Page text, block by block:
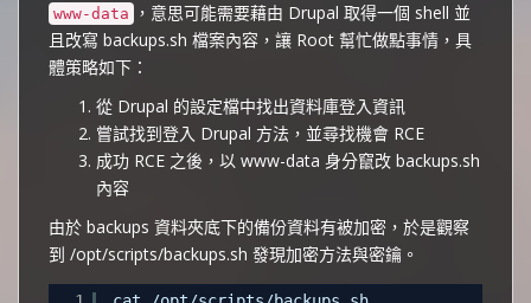
www-data
，意思可能需要藉由 Drupal 取得一個 shell 並
且改寫 backups.sh 檔案內容，讓 Root 幫忙做點事情，具
體策略如下：
從 Drupal 的設定檔中找出資料庫登入資訊
嘗試找到登入 Drupal 方法，並尋找機會 RCE
成功 RCE 之後，以 www-data 身分竄改 backups.sh
內容
由於 backups 資料夾底下的備份資料有被加密，於是觀察
到 /opt/scripts/backups.sh 發現加密方法與密鑰。